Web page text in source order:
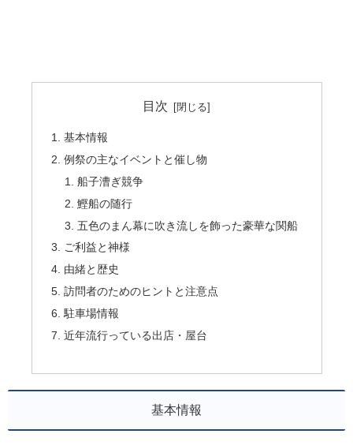
目次
基本情報
例祭の主なイベントと催し物
船子漕ぎ競争
鰹船の随行
五色のまん幕に吹き流しを飾った豪華な関船
ご利益と神様
由緒と歴史
訪問者のためのヒントと注意点
駐車場情報
近年流行っている出店・屋台
基本情報